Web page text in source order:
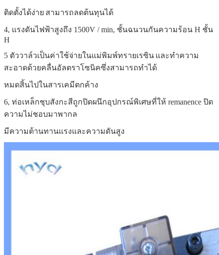
ติดตั้งได้ง่าย สามารถลดต้นทุนได้
4, แรงดันไฟฟ้าสูงถึง 1500V / min, ชั้นฉนวนกันความร้อน H ชั้น
H
5 ตัววาล์วเป็นค่าใช้จ่ายในแม่พิมพ์ทรายเรซิน และทำความ
สะอาดด้วยคลื่นอัลตราโซนิคซึ่งสามารถทำได้
หมดสิ้นไปในสารเคมีตกค้าง
6, ท่อเหล็กชุบสังกะสีถูกปิดผนึกอุปกรณ์พิเศษที่ให้ remanence ปิด
ความไม่ชอบมาพากล
มีความต้านทานแรงและความดันสูง